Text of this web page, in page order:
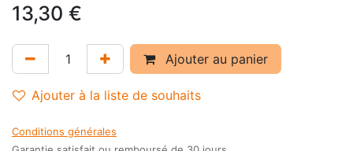
13,30 €
Ajouter au panier
Ajouter à la liste de souhaits
Conditions générales